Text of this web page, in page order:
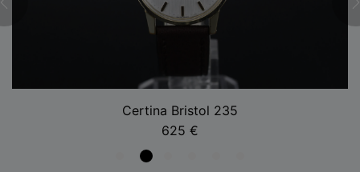
Certina Bristol 235
625 €